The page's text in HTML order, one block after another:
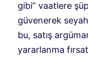
gibi” vaatlere
güvenerek
bu, satış
yararlanma